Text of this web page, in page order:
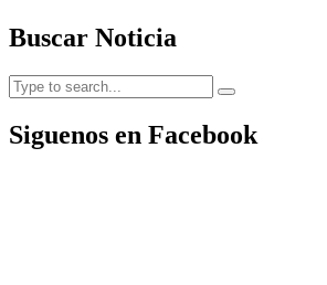
Buscar Noticia
Siguenos en Facebook